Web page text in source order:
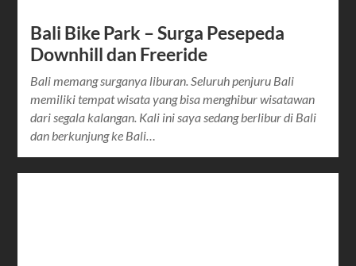
Bali Bike Park – Surga Pesepeda
Downhill dan Freeride
Bali memang surganya liburan. Seluruh penjuru Bali
memiliki tempat wisata yang bisa menghibur wisatawan
dari segala kalangan. Kali ini saya sedang berlibur di Bali
dan berkunjung ke Bali…